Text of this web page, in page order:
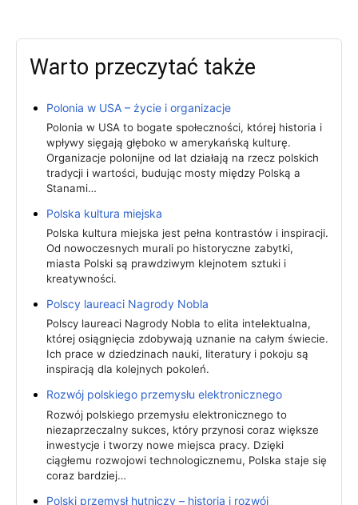
Warto przeczytać także
Polonia w USA – życie i organizacje
Polonia w USA to bogate społeczności, której historia i
wpływy sięgają głęboko w amerykańską kulturę.
Organizacje polonijne od lat działają na rzecz polskich
tradycji i wartości, budując mosty między Polską a
Stanami…
Polska kultura miejska
Polska kultura miejska jest pełna kontrastów i inspiracji.
Od nowoczesnych murali po historyczne zabytki,
miasta Polski są prawdziwym klejnotem sztuki i
kreatywności.
Polscy laureaci Nagrody Nobla
Polscy laureaci Nagrody Nobla to elita intelektualna,
której osiągnięcia zdobywają uznanie na całym świecie.
Ich prace w dziedzinach nauki, literatury i pokoju są
inspiracją dla kolejnych pokoleń.
Rozwój polskiego przemysłu elektronicznego
Rozwój polskiego przemysłu elektronicznego to
niezaprzeczalny sukces, który przynosi coraz większe
inwestycje i tworzy nowe miejsca pracy. Dzięki
ciągłemu rozwojowi technologicznemu, Polska staje się
coraz bardziej…
Polski przemysł hutniczy – historia i rozwój